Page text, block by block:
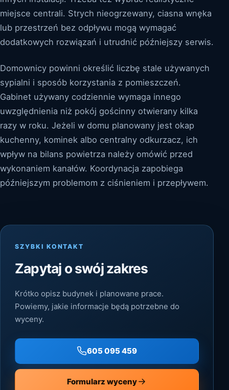
miejsce centrali. Strych nieogrzewany, ciasna wnęka
lub przestrzeń bez odpływu mogą wymagać
dodatkowych rozwiązań i utrudnić późniejszy serwis.
Domownicy powinni określić liczbę stale używanych
sypialni i sposób korzystania z pomieszczeń.
Gabinet używany codziennie wymaga innego
uwzględnienia niż pokój gościnny otwierany kilka
razy w roku. Jeżeli w domu planowany jest okap
kuchenny, kominek albo centralny odkurzacz, ich
wpływ na bilans powietrza należy omówić przed
wykonaniem kanałów. Koordynacja zapobiega
późniejszym problemom z ciśnieniem i przepływem.
SZYBKI KONTAKT
Zapytaj o swój zakres
Krótko opisz budynek i planowane prace.
Powiemy, jakie informacje będą potrzebne do
wyceny.
605 095 459
Formularz wyceny